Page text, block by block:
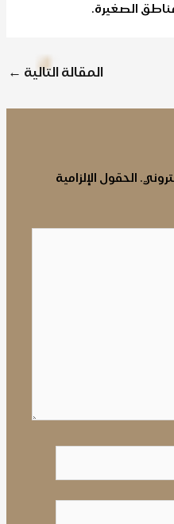
الصغيرة.
المقالة التالية ←
الحقول الإلزامية